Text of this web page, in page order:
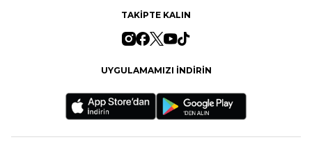
TAKİPTE KALIN
UYGULAMAMIZI İNDİRİN